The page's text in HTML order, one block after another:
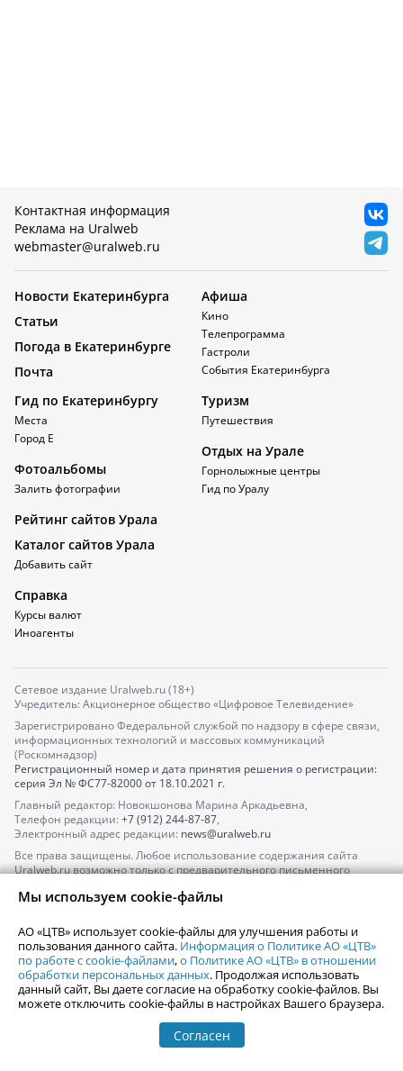
Контактная информация
Реклама на Uralweb
webmaster@uralweb.ru
Новости Екатеринбурга
Статьи
Погода в Екатеринбурге
Почта
Афиша
Кино
Телепрограмма
Гастроли
События Екатеринбурга
Гид по Екатеринбургу
Места
Город Е
Фотоальбомы
Залить фотографии
Туризм
Путешествия
Отдых на Урале
Горнолыжные центры
Гид по Уралу
Рейтинг сайтов Урала
Каталог сайтов Урала
Добавить сайт
Справка
Курсы валют
Иноагенты
Сетевое издание Uralweb.ru (18+)
Учредитель: Акционерное общество «Цифровое Телевидение»
Зарегистрировано Федеральной службой по надзору в сфере связи,
информационных технологий и массовых коммуникаций
(Роскомнадзор)
Регистрационный номер и дата принятия решения о регистрации:
серия Эл № ФС77-82000от 18.10.2021 г.
Главный редактор: Новокшонова Марина Аркадьевна,
Телефон редакции: +7 (912) 244-87-87,
Электронный адрес редакции: news@uralweb.ru
Все права защищены. Любое использование содержания сайта
Uralweb.ru возможно только с предварительного письменного
По вопросам размещения рекламы обращайтесь по тел.
По вопросам размещения информации в разделе «Афиша»
afisha@uralweb.ru
Пользовательское соглашение на использование сайта
Политика АО «ЦТВ» в отношении обработки персональных данных
Мы используем cookie-файлы
АО «ЦТВ» использует cookie-файлы для улучшения работы и
пользования данного сайта. Информация о Политике АО «ЦТВ»
по работе с cookie-файлами,о Политике АО «ЦТВ» в отношении
обработки персональных данных. Продолжая использовать
данный сайт, Вы даете согласие на обработку cookie-файлов. Вы
можете отключить cookie-файлы в настройках Вашего браузера.
Согласен